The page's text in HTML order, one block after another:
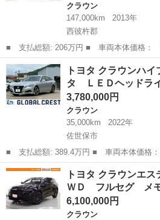
クラウン
147,000km
2013年
西彼杵郡
■ 支払総額: 206万円 ■ 車両本体価格： 1,935,000 円 ■ メーカー
名： トヨタ ■ 車種名： クラウンハイ
名： ロイヤルサルーン 純正ナビ（ＣＤ
ｔｈ） フルセ...
長崎 西彼杵郡 クラウン
トヨタ クラウンハ
タ ＬＥＤヘッドラ
3,780,000円
クラウン
35,000km
2022年
佐世保市
■ 支払総額: 389.4万円 ■ 車両本体価格： 3,780,000 円 ■ メーカ
ー名： トヨタ ■ 車種名： クラウンハ
名： Ｓ シートヒータ ＬＥＤヘッドラ
カメ フル...
長崎 佐世保市 クラウン
トヨタ クラウンエ
ＷＤ フルセグ メ
6,100,000円
クラウン